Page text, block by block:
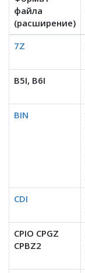
файла
(расширение)
7Z
B5I, B6I
BIN
CDI
CPIO CPGZ
CPBZ2